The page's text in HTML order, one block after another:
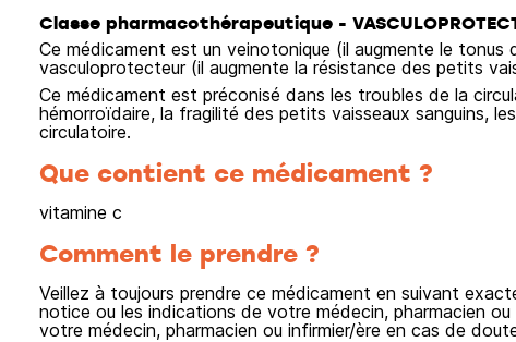
Classe pharmacothérapeutique -
Ce médicament est un veinotonique (il augmente le tonus
vasculoprotecteur (il augmente la résistance des petits
Ce médicament est préconisé dans les troubles de la
hémorroïdaire, la fragilité des petits vaisseaux sanguins,
circulatoire.
Que contient ce médicament ?
vitamine c
Comment le prendre ?
Veillez à toujours prendre ce médicament en suivant
notice ou les indications de votre médecin, pharmacien ou
votre médecin, pharmacien ou infirmier/ère en cas de